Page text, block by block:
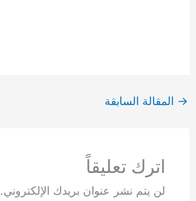
→ المقالة السابقة
اترك تعليقاً
لن يتم نشر عنوان بريدك الإلكتروني.